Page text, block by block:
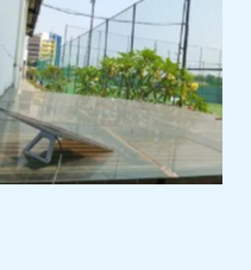
Sewa Starlink Mini
Untuk Kebutuhan
Internet Portable